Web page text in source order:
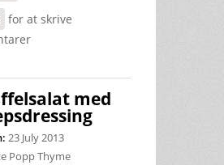
for at skrive
med
23 July 2013
Popp Thyme